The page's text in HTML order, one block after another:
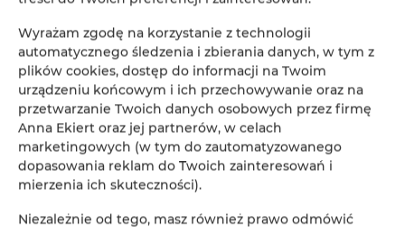
Wyrażam zgodę na korzystanie z technologii
automatycznego śledzenia i zbierania danych, w tym z
plików cookies, dostęp do informacji na Twoim
urządzeniu końcowym i ich przechowywanie oraz na
przetwarzanie Twoich danych osobowych przez firmę
Anna Ekiert oraz jej partnerów, w celach
marketingowych (w tym do zautomatyzowanego
dopasowania reklam do Twoich zainteresowań i
mierzenia ich skuteczności).
Niezależnie od tego, masz również prawo odmówić